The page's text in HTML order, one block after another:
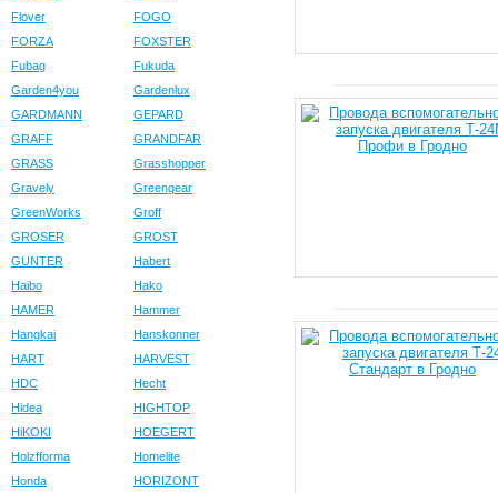
Flover
FOGO
FORZA
FOXSTER
Fubag
Fukuda
Garden4you
Gardenlux
GARDMANN
GEPARD
GRAFF
GRANDFAR
GRASS
Grasshopper
Gravely
Greengear
GreenWorks
Groff
GROSER
GROST
GUNTER
Habert
Haibo
Hako
HAMER
Hammer
Hangkai
Hanskonner
HART
HARVEST
HDC
Hecht
Hidea
HIGHTOP
HiKOKI
HOEGERT
Holzfforma
Homelite
Honda
HORIZONT